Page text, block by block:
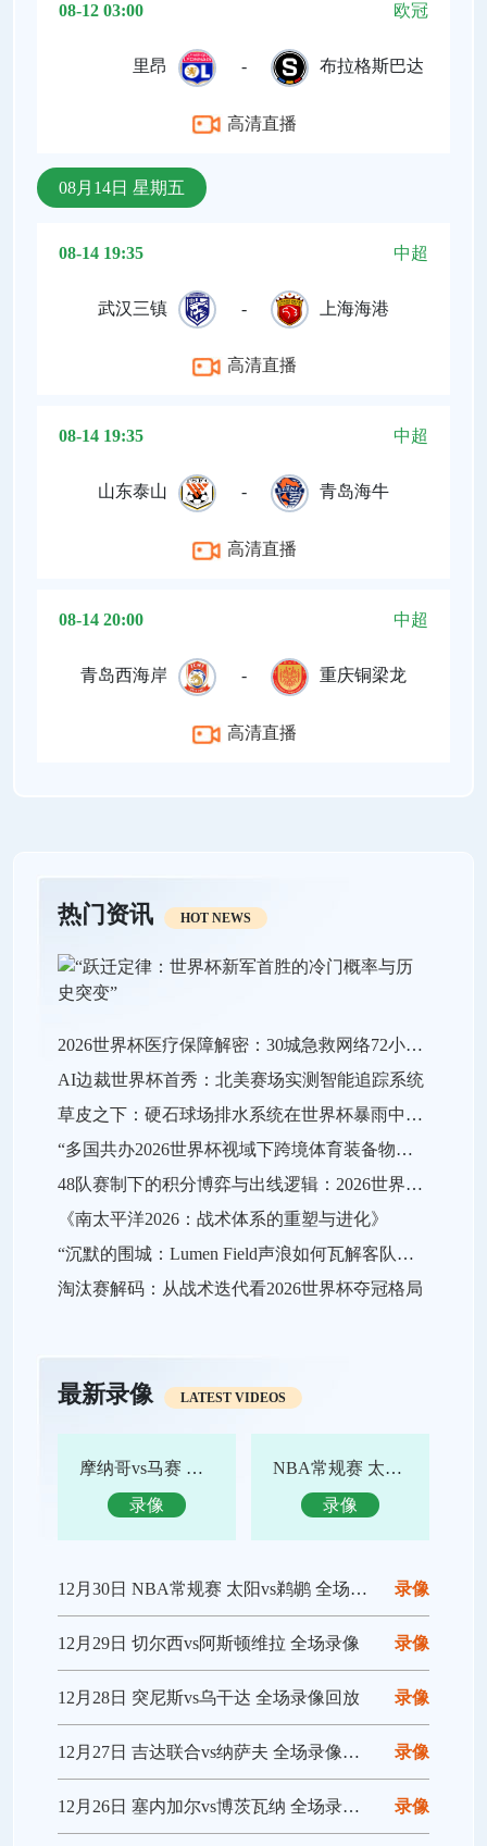
08-12 03:00 欧冠
里昂 - 布拉格斯巴达
高清直播
08月14日 星期五
08-14 19:35 中超
武汉三镇 - 上海海港
高清直播
08-14 19:35 中超
山东泰山 - 青岛海牛
高清直播
08-14 20:00 中超
青岛西海岸 - 重庆铜梁龙
高清直播
热门资讯 HOT NEWS
2026世界杯医疗保障解密：30城急救网络72小时全域激活
AI边裁世界杯首秀：北美赛场实测智能追踪系统
草皮之下：硬石球场排水系统在世界杯暴雨中的极限生存战
“多国共办2026世界杯视域下跨境体育装备物流效能的关键瓶颈与系统优化策略”
48队赛制下的积分博弈与出线逻辑：2026世界杯小组赛战略推演
《南太平洋2026：战术体系的重塑与进化》
“沉默的围城：Lumen Field声浪如何瓦解客队进攻，及2026世界杯的应对之策”
淘汰赛解码：从战术迭代看2026世界杯夺冠格局
最新录像 LATEST VIDEOS
摩纳哥vs马赛 全场录像回放
录像
NBA常规赛 太阳vs鹈鹕 全场集锦
录像
录像
12月30日 NBA常规赛 太阳vs鹈鹕 全场录像回放
录像
12月29日 切尔西vs阿斯顿维拉 全场录像
录像
12月28日 突尼斯vs乌干达 全场录像回放
录像
12月27日 吉达联合vs纳萨夫 全场录像回放
录像
12月26日 塞内加尔vs博茨瓦纳 全场录像回放